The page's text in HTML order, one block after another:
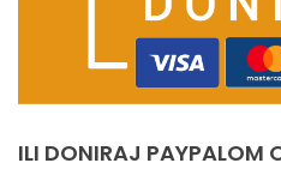
ILI DONIRAJ PAYPALOM